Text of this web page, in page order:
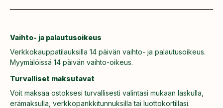
Vaihto- ja palautusoikeus
Verkkokauppatilauksilla 14 päivän vaihto- ja palautusoikeus.
Myymälöissä 14 päivän vaihto-oikeus.
Turvalliset maksutavat
Voit maksaa ostoksesi turvallisesti valintasi mukaan laskulla,
erämaksulla, verkkopankkitunnuksilla tai luottokortillasi.